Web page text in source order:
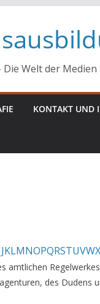
Welt der Medien
KONTAKT UND
JKLMNOPQRSTUVWX
amtlichen
des Dudens